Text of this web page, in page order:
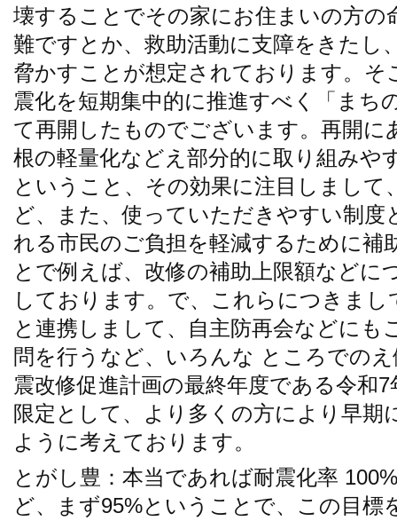
壊することでその家にお住まいの方の
難ですとか、救助活動に支障をきたし
脅かすことが想定されております。そ
震化を短期集中的に推進すべく「まち
て再開したものでございます。再開に
根の軽量化などえ部分的に取り組みや
ということ、その効果に注目しまして
ど、また、使っていただきやすい制
れる市民のご負担を軽減するために補
とで例えば、改修の補助上限額などに
しております。で、これらにつきま
と連携しまして、自主防再会などにも
問を行うなど、いろんな ところでの
震改修促進計画の最終年度である令和
限定として、より多くの方により早期
ように考えております。
とがし豊：本当であれば耐震化率
ど、まず95%ということで、この目標